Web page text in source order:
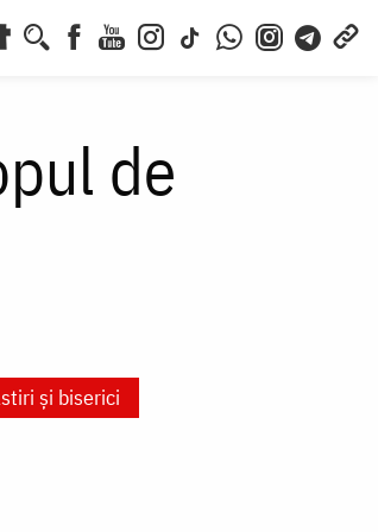
de
și biserici